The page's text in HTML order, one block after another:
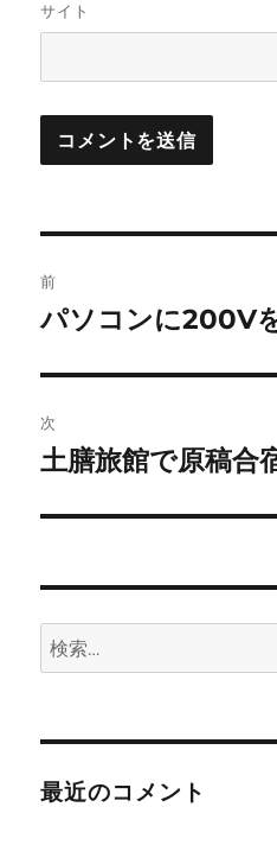
サイト
稿
ビ
ゲ
ー
ン
前
前
投
稿:
パソコンに200V
次
次
投
土膳旅館で原稿合
検
索:
最近のコメント